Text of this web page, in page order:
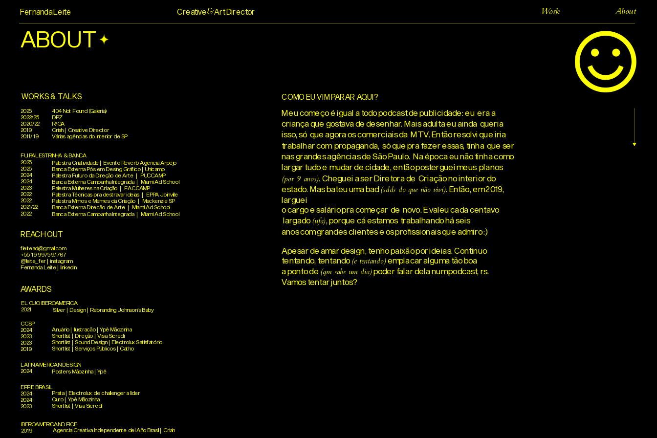
ABOUT
WORKS & TALKS COMO EU VIM PARAR AQUI?
2025
2022/25
2020/22
2019
2011/ 19
FUI PALESTRINHA & BANCA
2025
2025
2024
2024
2023
2022
2022
2021/22
2022
404 Not Found (Galeria)
DPZ
R/GA
Criah | Creative Director
Várias agências do interior de SP
Meu começo é igual a todo podcast de publicidade: eu era a
criança que gostava de desenhar. Mais adulta eu ainda queria
isso, só que agora os comerciais da MTV. Então resolvi que iria
trabalhar com propaganda, só que pra fazer essas, tinha que ser
nas grandes agências de São Paulo. Na época eu não tinha como
largar tudo e mudar de cidade, então posterguei meus planos
(por 9 anos) . Cheguei a ser Diretora de Criação no interior do
estado. Mas bateu uma bad(sdds do que não vivi). Então, em 2019,
larguei
o cargo e salário pra começar de novo. E valeu cada centavo
largado(ufa), porque cá estamos trabalhando há seis
anos com grandes clientes e os profissionais que admiro :)
Apesar de amar design, tenho paixão por ideias. Continuo
tentando, tentando(e tentando)emplacar alguma tão boa
a ponto de (qm sabe um dia)poder falar dela num podcast, rs.
Vamos tentar juntos?
Palestra Criatividade | Evento Reverb Agencia Arpejo
Banca Externa Pós em Desing Gráfico | Unicamp
Palestra Futuro da Direção de Arte | PUCCAMP
Banca Externa Campanha Integrada | Miami Ad School
Palestra Mulheres na Criação | FACCAMP
Palestra Técnicas pra destravar ideias | EPPA Joinville
Palestra Mimos e Memes da Criação | Mackenzie SP
Banca Externa Direcão de Arte | Miami Ad School
Banca Externa Campanha Integrada | Miami Ad School
REACH OUT
fleitead@gmail.com
+55 19 99759.1767
@leite_fer | instagram
Fernanda Leite | linkedin
AWARDS
EL OJO IBEROAMERICA
2021
Silver | Design | Rebranding Johnson's Baby
CCSP
2024
2023
2023
2019
Anuário | Ilustracão | Ypê Mãozinha
Shortlist | Direção | Visa Sicredi
Shortlist | Sound Design | Electrolux Satisfatório
Shortlist | Serviços Públicos | Catho
LATIN AMERICAN DESIGN
2024
Posters Mãozinha | Ypê
EFFIE BRASIL
2024
2024
2023
Prata | Electrolux: de challenger a líder
Ouro | Ypê Mãozinha
Shortlist | Visa Sicredi
IBEROAMERICANO FICE
2019
Agencia Creativa Independente del Año Brasil | Criah
Creative Art Director
& Work About
Fernanda Leite